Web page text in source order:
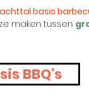
achttal basis
maken tussen
BBQ's